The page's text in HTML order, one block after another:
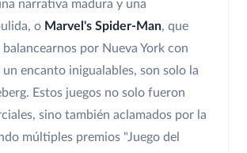
narrativa madura y una
o Marvel's Spider-Man, que
por Nueva York con
encanto inigualables, son solo la
Estos juegos no solo fueron
sino también aclamados por la
múltiples premios "Juego del